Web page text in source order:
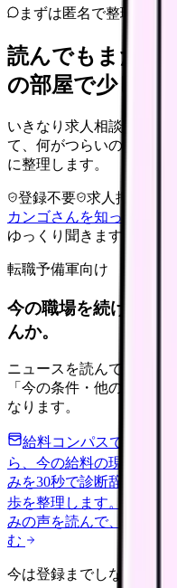
まずは匿名で整理
読んでもまだ苦
の部屋で少し話
いきなり求人相談には進
て、何がつらいのか、辞
に整理します。
登録不要 求人押し売り
カンゴさんを知ってから
ゆっくり聞きます
転職予備軍向け
今の職場を続けるか
んか。
ニュースを読んで不安が
「今の条件・他の選択肢
なります。
給料コンパスで比較する
ら、今の給料の現在地を
みを30秒で診断辞めるべ
歩を整理します。
みの声を読んで、今の職
む
今は登録までしない人向